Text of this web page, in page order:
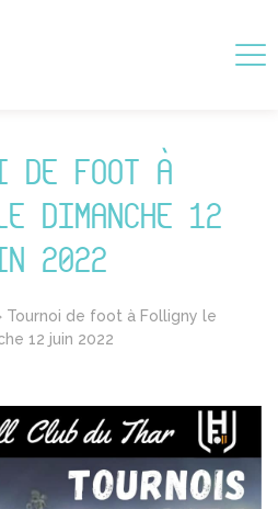
DE FOOT À
DIMANCHE 12
2022
Tournoi de foot à Folligny le
12 juin 2022